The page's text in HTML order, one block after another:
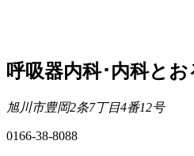
呼吸器内科･内科と
旭川市豊岡2条7丁目4番12号
0166-38-8088